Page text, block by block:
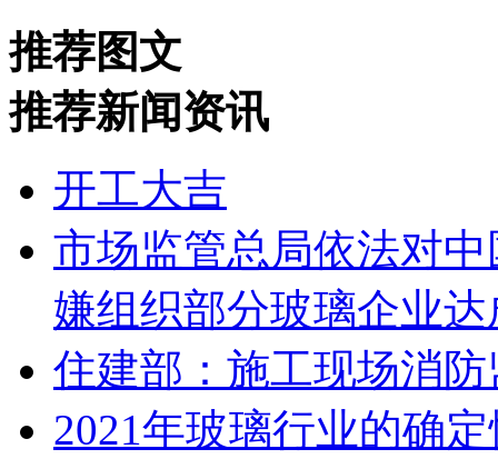
推荐图文
推荐新闻资讯
开工大吉
市场监管总局依法对
嫌组织部分玻璃企业
住建部：施工现场消
2021年玻璃行业的确